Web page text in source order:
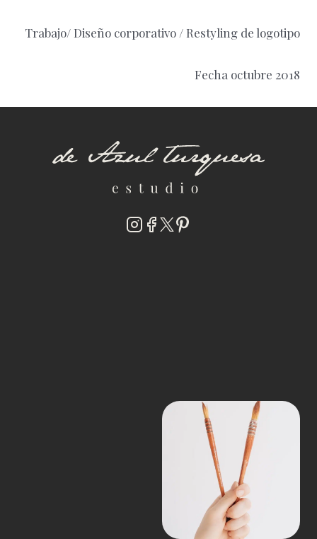
Trabajo/ Diseño corporativo / Restyling de logotipo
Fecha octubre 2018